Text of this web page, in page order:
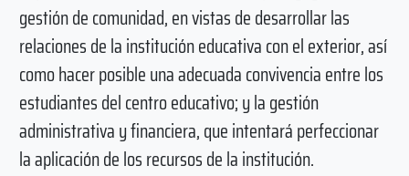
gestión de comunidad, en vistas de desarrollar las
relaciones de la institución educativa con el exterior, así
como hacer posible una adecuada convivencia entre los
estudiantes del centro educativo; y la gestión
administrativa y financiera, que intentará perfeccionar
la aplicación de los recursos de la institución.